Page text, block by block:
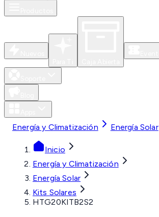
Energía y Climatización Energía Solar
Inicio
Energía y Climatización
Energía Solar
Kits Solares
HTG20KITB2S2